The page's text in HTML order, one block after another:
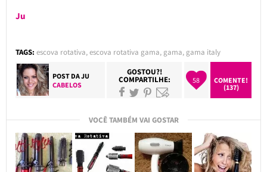
Ju
TAGS: escova rotativa,escova rotativa gama, gama, gama italy
POST DAJU
CABELOS
GOSTOU?!
COMPARTILHE: 58
COMENTE!
(137)
VOCÊ TAMBÉM VAI GOSTAR